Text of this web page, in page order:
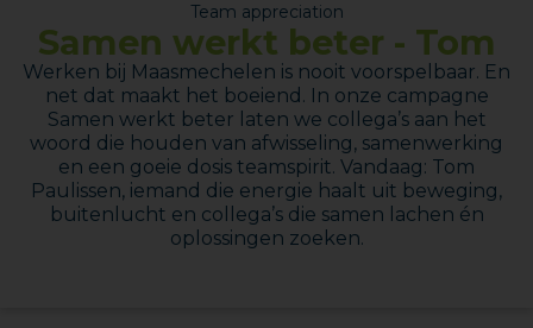
Team appreciation
Samen werkt beter - Tom
Werken bij Maasmechelen is nooit voorspelbaar. En
net dat maakt het boeiend. In onze campagne
Samen werkt beter laten we collega’s aan het
woord die houden van afwisseling, samenwerking
en een goeie dosis teamspirit. Vandaag: Tom
Paulissen, iemand die energie haalt uit beweging,
buitenlucht en collega’s die samen lachen én
oplossingen zoeken.